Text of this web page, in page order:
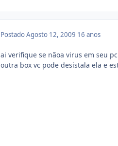
PostadoAgosto 12, 2009 16 anos
ai verifique se nãoa virus em seu
outra box vc pode desistala ela e